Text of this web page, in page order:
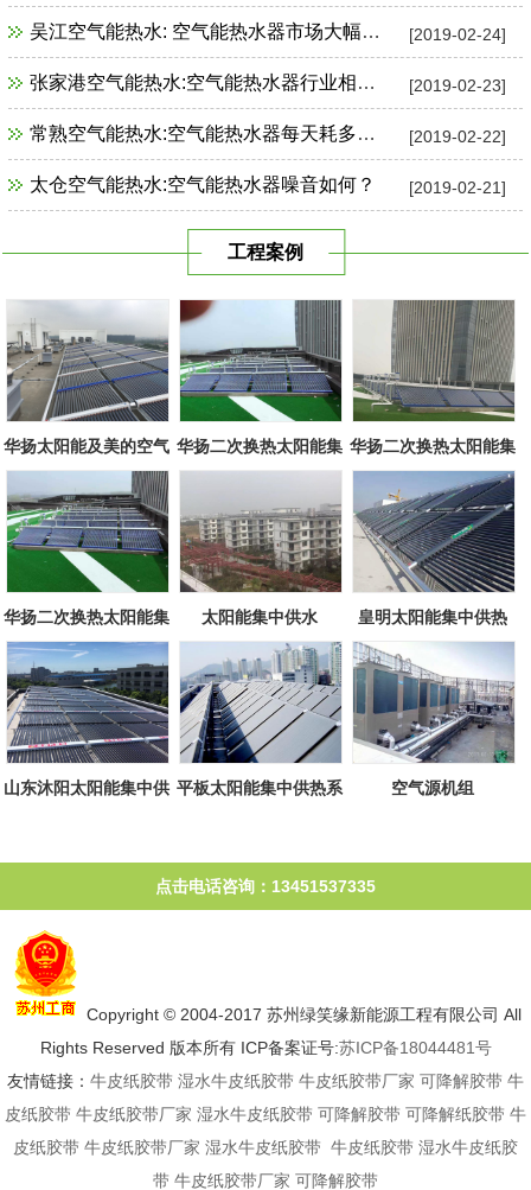
[2019-02-24]
吴江空气能热水: 空气能热水器市场大幅增长
[2019-02-23]
张家港空气能热水:空气能热水器行业相关政策一览
[2019-02-22]
常熟空气能热水:空气能热水器每天耗多少电？
[2019-02-21]
太仓空气能热水:空气能热水器噪音如何？
工程案例
华扬太阳能及美的空气 华扬二次换热太阳能集 华扬二次换热太阳能集
中系统
华扬二次换热太阳能集
中系统
太阳能集中供水 皇明太阳能集中供热
山东沐阳太阳能集中供 平板太阳能集中供热系
空气源机组
点击电话咨询：13451537335
Copyright © 2004-2017 苏州绿笑缘新能源工程有限公司 All
Rights Reserved 版本所有 ICP备案证号:苏ICP备18044481号
友情链接： 牛皮纸胶带 湿水牛皮纸胶带 牛皮纸胶带厂家 可降解胶带 牛
皮纸胶带 牛皮纸胶带厂家 湿水牛皮纸胶带 可降解胶带 可降解纸胶带 牛
皮纸胶带 牛皮纸胶带厂家 湿水牛皮纸胶带 牛皮纸胶带 湿水牛皮纸胶
带 牛皮纸胶带厂家 可降解胶带